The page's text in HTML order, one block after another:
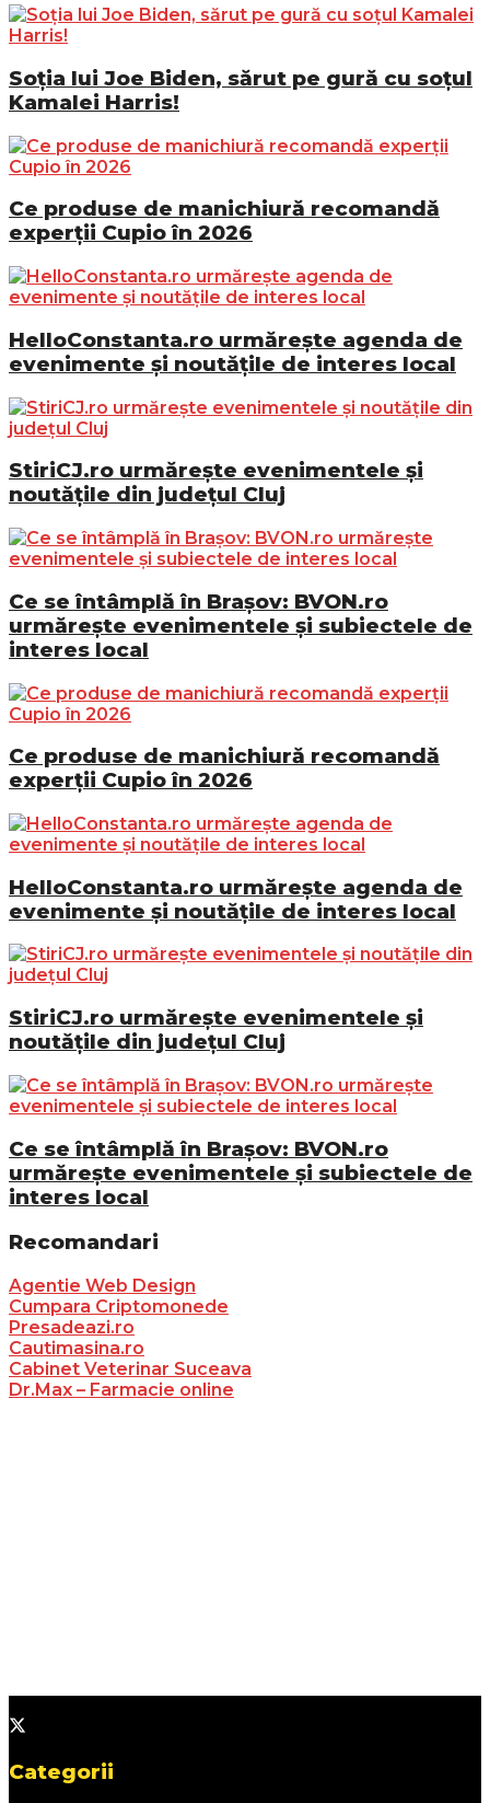
Soția lui Joe Biden, sărut pe gură cu soțul
Kamalei Harris!
Ce produse de manichiură recomandă
experții Cupio în 2026
HelloConstanta.ro urmărește agenda de
evenimente și noutățile de interes local
StiriCJ.ro urmărește evenimentele și
noutățile din județul Cluj
Ce se întâmplă în Brașov: BVON.ro
urmărește evenimentele și subiectele de
interes local
Ce produse de manichiură recomandă
experții Cupio în 2026
HelloConstanta.ro urmărește agenda de
evenimente și noutățile de interes local
StiriCJ.ro urmărește evenimentele și
noutățile din județul Cluj
Ce se întâmplă în Brașov: BVON.ro
urmărește evenimentele și subiectele de
interes local
Recomandari
Agentie Web Design
Cumpara Criptomonede
Presadeazi.ro
Cautimasina.ro
Cabinet Veterinar Suceava
Dr.Max – Farmacie online
Categorii